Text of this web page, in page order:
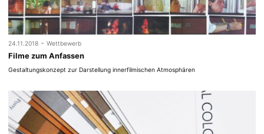
24.11.2018 - Wettbewerb
Filme zum Anfassen
Gestaltungskonzept zur Darstellung innerfilmischen Atmosphären